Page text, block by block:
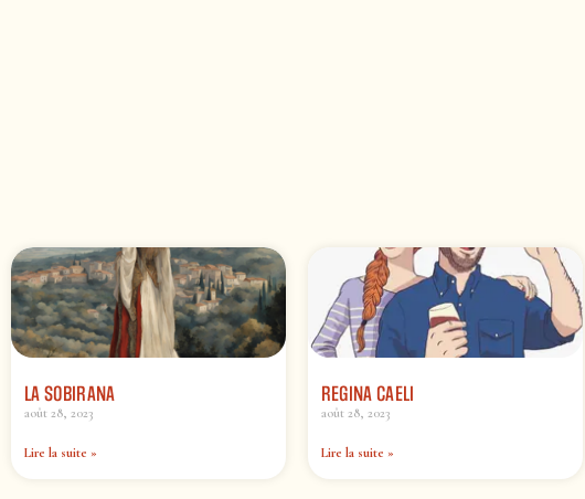
LA SOBIRANA
août 28, 2023
Lire la suite »
REGINA CAELI
août 28, 2023
Lire la suite »